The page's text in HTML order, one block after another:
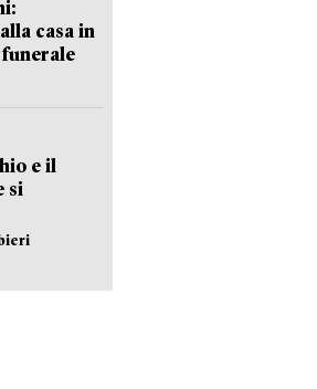
casa in
funerale
e il
si